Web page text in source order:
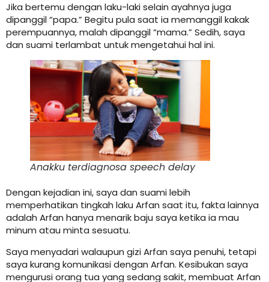
Jika bertemu dengan laku-laki selain ayahnya juga
dipanggil “papa.” Begitu pula saat ia memanggil kakak
perempuannya, malah dipanggil “mama.” Sedih, saya
dan suami terlambat untuk mengetahui hal ini.
Anakku terdiagnosa speech delay
Dengan kejadian ini, saya dan suami lebih
memperhatikan tingkah laku Arfan saat itu, fakta lainnya
adalah Arfan hanya menarik baju saya ketika ia mau
minum atau minta sesuatu.
Saya menyadari walaupun gizi Arfan saya penuhi, tetapi
saya kurang komunikasi dengan Arfan. Kesibukan saya
mengurusi orang tua yang sedang sakit, membuat Arfan